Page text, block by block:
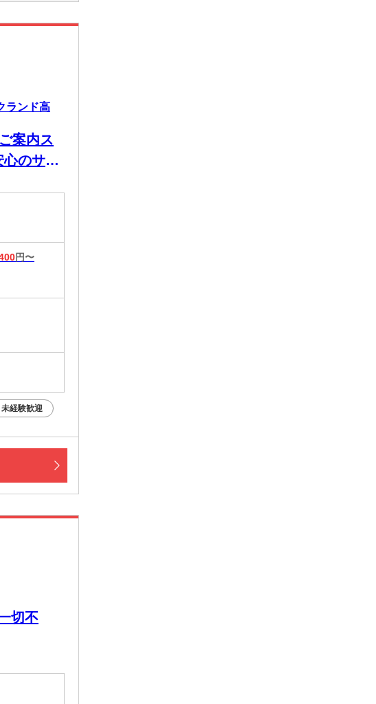
ランド高
案内ス
のサポ
円〜
未経験歓迎
切不